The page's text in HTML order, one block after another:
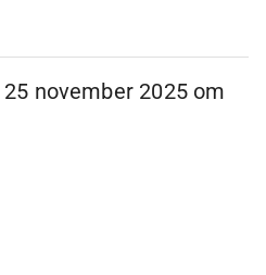
25 november 2025 om